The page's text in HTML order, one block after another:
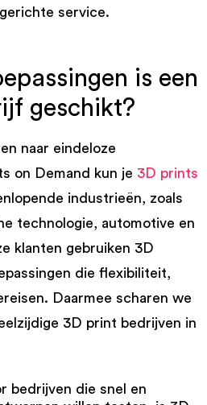
service.
is een
geschikt?
naar eindeloze
on Demand kun je 3D prints
industrieën, zoals
technologie, automotive en
klanten gebruiken 3D
die flexibiliteit,
Daarmee scharen we
3D print bedrijven in
bedrijven die snel en